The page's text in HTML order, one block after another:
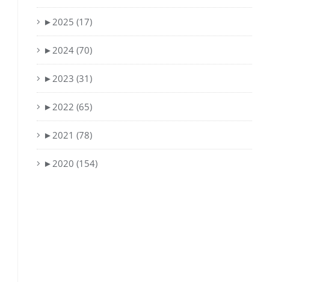
►2025 (17)
►2024 (70)
►2023 (31)
►2022 (65)
►2021 (78)
►2020 (154)